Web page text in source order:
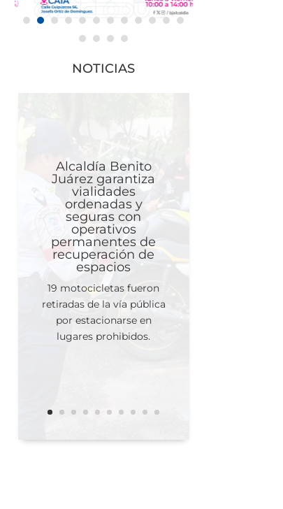
NOTICIAS
Alcaldía Benito
Juárez garantiza
vialidades
ordenadas y
seguras con
operativos
permanentes de
recuperación de
espacios
19 motocicletas fueron
retiradas de la vía pública
por estacionarse en
lugares prohibidos.